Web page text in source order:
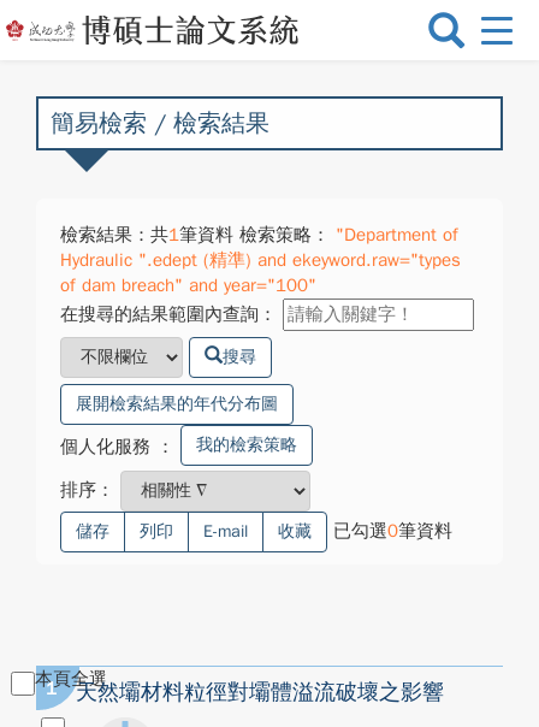
選
換
簡易檢索 / 檢索結果
檢索結果：共1筆資料 檢索策略：
"Department of
Hydraulic ".edept (精準) and ekeyword.raw="types
of dam breach" and year="100"
在搜尋的結果範圍內查詢：
搜尋
展開檢索結果的年代分布圖
個人化服務 ： 我的檢索策略
排序：
儲存 列印 E-mail 收藏 已勾選0筆資料
本頁全選
1 天然壩材料粒徑對壩體溢流破壞之影響